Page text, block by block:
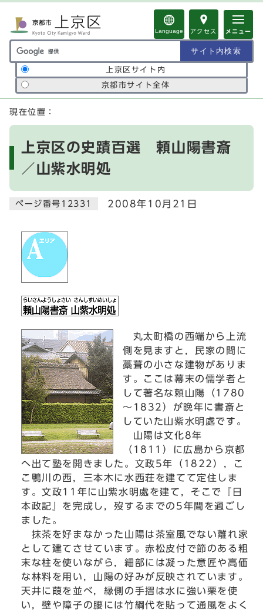
Language アクセス メニュー
サイト内検索の範囲
上京区サイト内
京都市サイト全体
ここから本文です
現在位置：
上京区の史蹟百選 頼山陽書斎
／山紫水明処
ページ番号12331 2008年10月21日
丸太町橋の西端から上流
側を見ますと，民家の間に
藁葺の小さな建物がありま
す。ここは幕末の儒学者と
して著名な頼山陽（1780
～1832）が晩年に書斎と
していた山紫水明處です。
山陽は文化8年
（1811）に広島から京都
へ出て塾を開きました。文政5年（1822），こ
こ鴨川の西，三本木に水西荘を建てて定住しま
す。文政11年に山紫水明處を建て，そこで『日
本政記』を完成し，歿するまでの5年間を過ごし
ました。
抹茶を好まなかった山陽は茶室風でない離れ家
として建てさせています。赤松皮付で節のある粗
末な柱を使いながら，細部には凝った意匠や高価
な林料を用い，山陽の好みが反映されています。
天井に葭を並べ，縁側の手摺は水に強い栗を使
い，壁や障子の腰には竹綱代を貼って通風をよく